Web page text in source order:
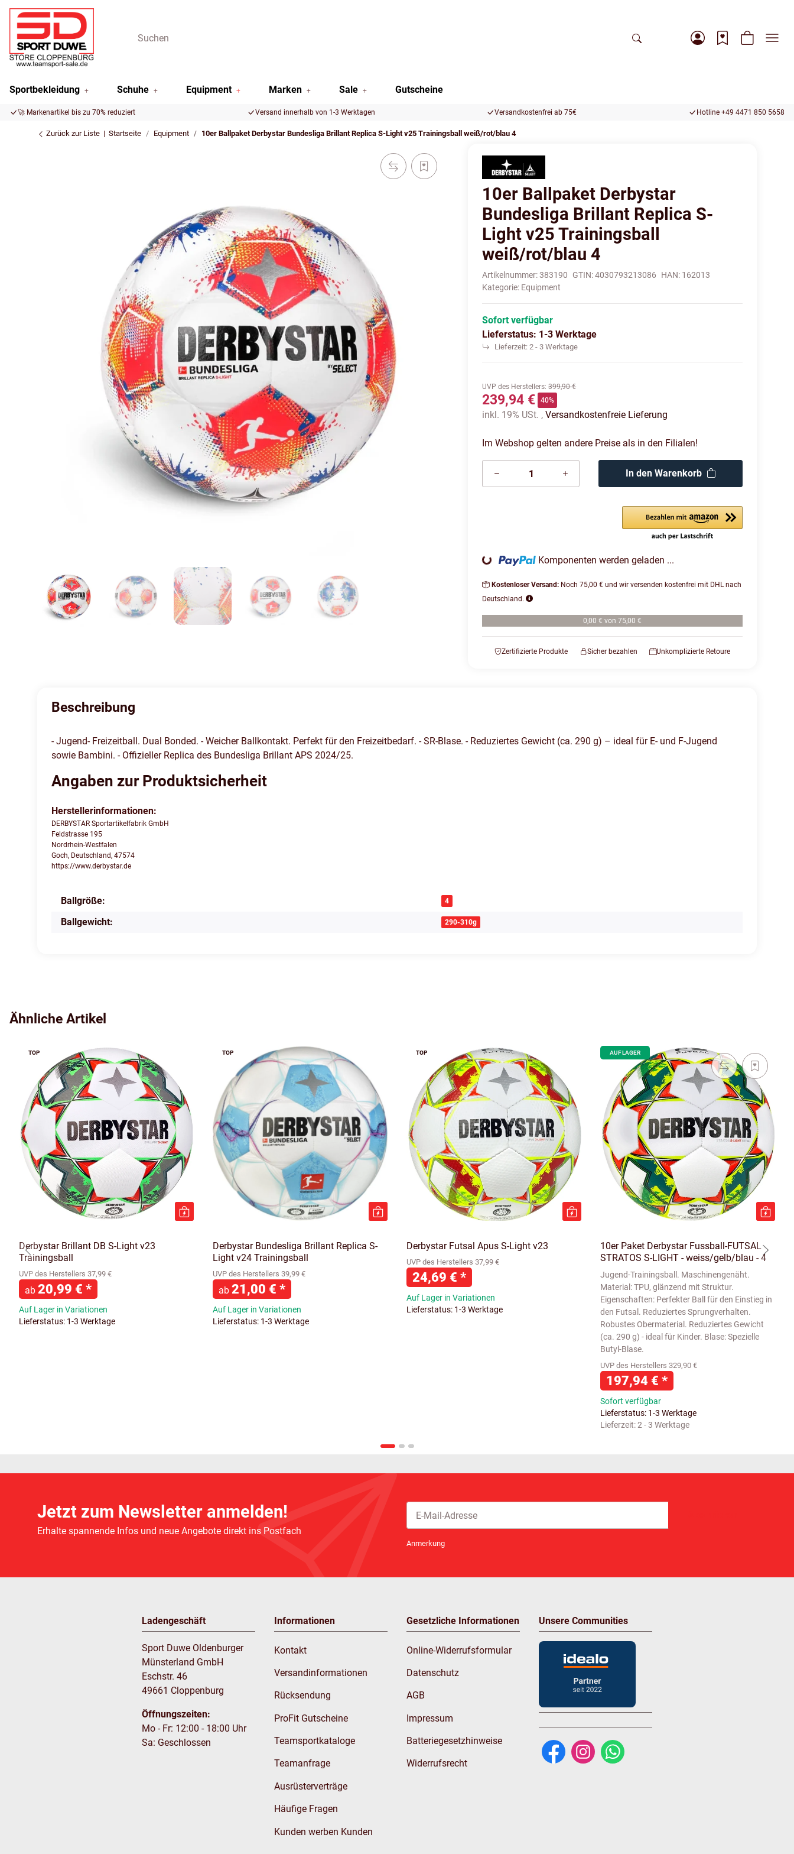
Sportbekleidung Schuhe Equipment Marken Sale Gutscheine
🚀 Markenartikel bis zu 70% reduziert Versand innerhalb von 1-3 Werktagen Versandkostenfrei ab 75€ Hotline +49 4471 850 5658
Zurück zur Liste Startseite Equipment 10er Ballpaket Derbystar Bundesliga Brillant Replica S-Light v25 Trainingsball weiß/rot/blau 4
10er Ballpaket Derbystar
Bundesliga Brillant Replica S-
Light v25 Trainingsball
weiß/rot/blau 4
Artikelnummer:383190 GTIN:4030793213086 HAN: 162013
Kategorie: Equipment
Sofort verfügbar
Lieferstatus: 1-3 Werktage
Lieferzeit:2 - 3 Werktage
UVP des Herstellers:399,90 €
239,94 € 40%
inkl. 19% USt. ,Versandkostenfreie Lieferung
Im Webshop gelten andere Preise als in den Filialen!
In den Warenkorb
Loading... Komponenten werden geladen ...
Kostenloser Versand: Noch 75,00 € und wir versenden kostenfrei mit DHL nach
Deutschland.
0,00 € von 75,00 €
Zertifizierte Produkte Sicher bezahlen Unkomplizierte Retoure
Beschreibung
- Jugend- Freizeitball. Dual Bonded. - Weicher Ballkontakt. Perfekt für den Freizeitbedarf. - SR-Blase. - Reduziertes Gewicht (ca. 290 g) – ideal für E- und F-Jugend
sowie Bambini. - Offizieller Replica des Bundesliga Brillant APS 2024/25.
Angaben zur Produktsicherheit
Herstellerinformationen:
DERBYSTAR Sportartikelfabrik GmbH
Feldstrasse 195
Nordrhein-Westfalen
Goch, Deutschland, 47574
https://www.derbystar.de
Produkteigenschaft
Wert
Ballgröße: 4
Ballgewicht: 290-310g
Ähnliche Artikel
TOP
Derbystar Brillant DB S-Light v23
Trainingsball
UVP des Herstellers 37,99 €
ab 20,99 € *
Auf Lager in Variationen
Lieferstatus: 1-3 Werktage
TOP
Derbystar Bundesliga Brillant Replica S-
Light v24 Trainingsball
UVP des Herstellers 39,99 €
ab 21,00 € *
Auf Lager in Variationen
Lieferstatus: 1-3 Werktage
TOP
Derbystar Futsal Apus S-Light v23
UVP des Herstellers 37,99 €
24,69 € *
Auf Lager in Variationen
Lieferstatus: 1-3 Werktage
AUF LAGER
10er Paket Derbystar Fussball-FUTSAL
STRATOS S-LIGHT - weiss/gelb/blau - 4
Jugend-Trainingsball. Maschinengenäht.
Material: TPU, glänzend mit Struktur.
Eigenschaften: Perfekter Ball für den Einstieg in
den Futsal. Reduziertes Sprungverhalten.
Robustes Obermaterial. Reduziertes Gewicht
(ca. 290 g) - ideal für Kinder. Blase: Spezielle
Butyl-Blase.
UVP des Herstellers 329,90 €
197,94 € *
Sofort verfügbar
Lieferstatus: 1-3 Werktage
Lieferzeit:2 - 3 Werktage
Jetzt zum Newsletter anmelden!
Erhalte spannende Infos und neue Angebote direkt ins Postfach
Anmerkung
Ladengeschäft
Sport Duwe Oldenburger
Münsterland GmbH
Eschstr. 46
49661 Cloppenburg
Öffnungszeiten:
Mo - Fr: 12:00 - 18:00 Uhr
Sa: Geschlossen
Informationen
Kontakt
Versandinformationen
Rücksendung
ProFit Gutscheine
Teamsportkataloge
Teamanfrage
Ausrüsterverträge
Häufige Fragen
Kunden werben Kunden
Gesetzliche Informationen
Online-Widerrufsformular
Datenschutz
AGB
Impressum
Batteriegesetzhinweise
Widerrufsrecht
Unsere Communities